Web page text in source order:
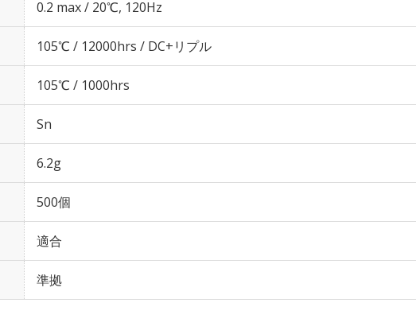
0.2 max / 20℃, 120Hz
105℃ / 12000hrs / DC+リプル
105℃ / 1000hrs
Sn
6.2g
500個
適合
準拠